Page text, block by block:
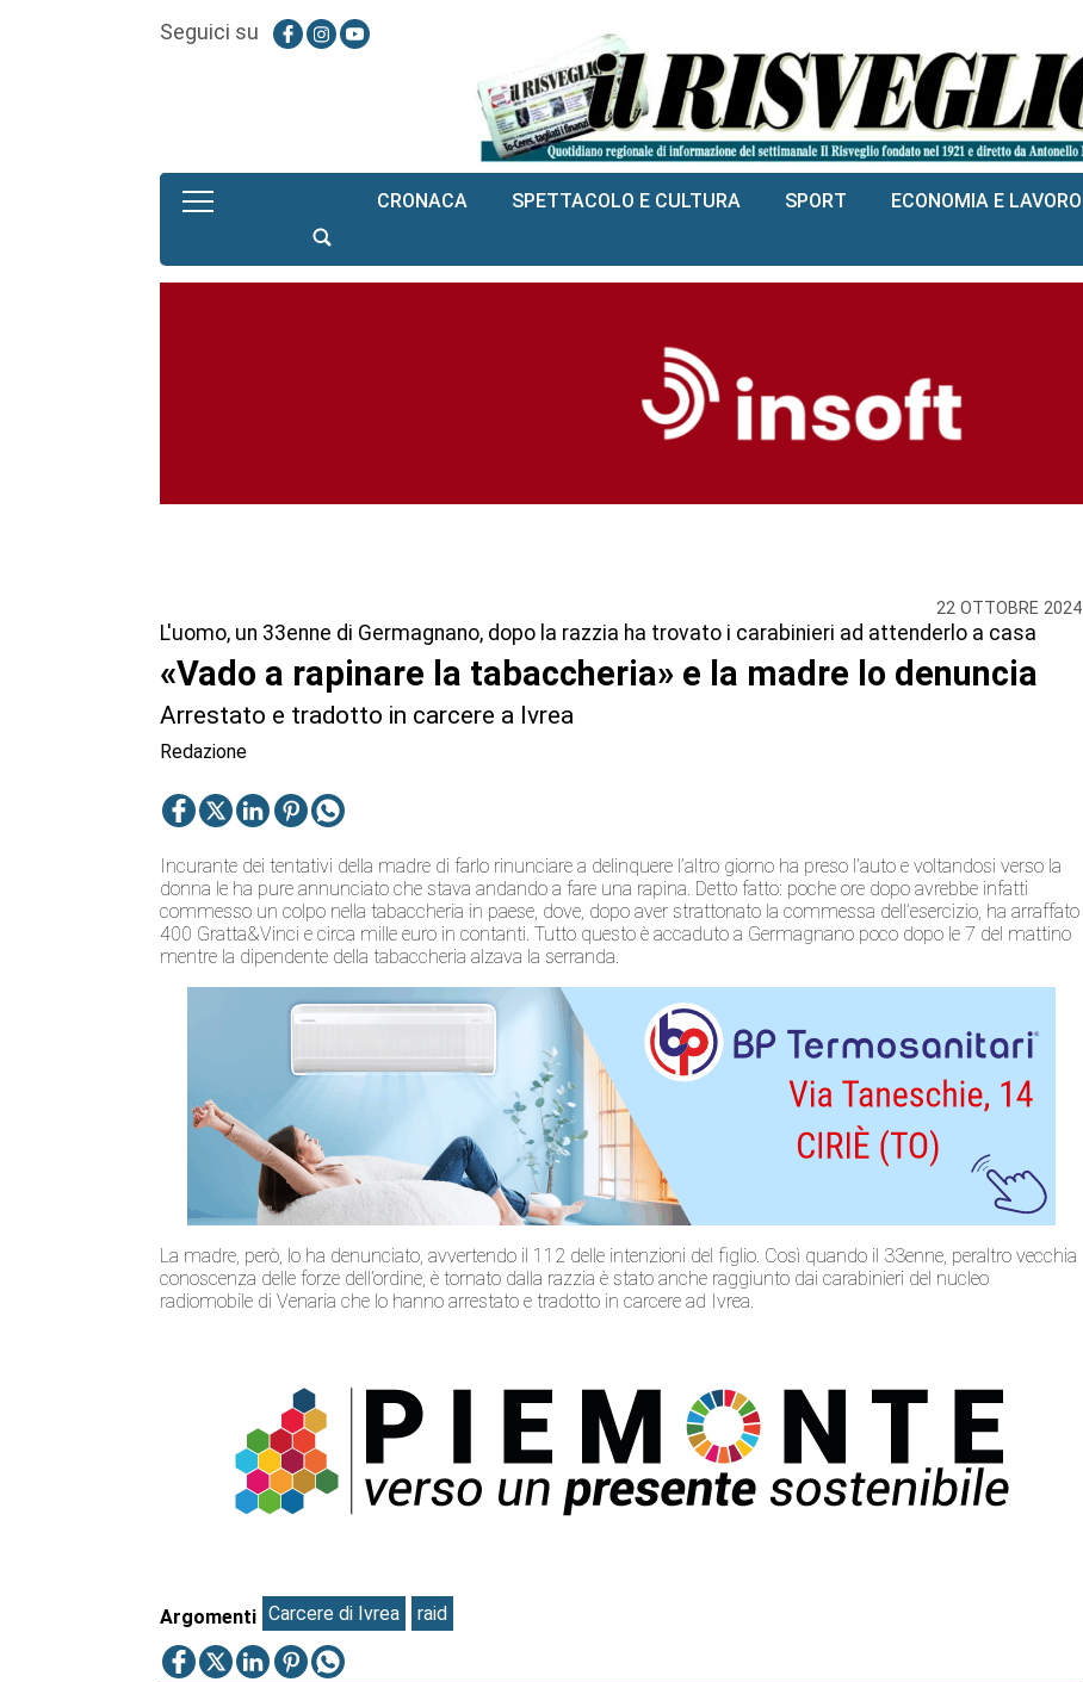
Seguici su
CRONACA SPETTACOLO E CULTURA SPORT ECONOMIA E LAVORO
22 OTTOBRE 2024
L'uomo, un 33enne di Germagnano, dopo la razzia ha trovato i carabinieri ad attenderlo a casa
«Vado a rapinare la tabaccheria» e la madre lo denuncia
Arrestato e tradotto in carcere a Ivrea
Redazione
Incurante dei tentativi della madre di farlo rinunciare a delinquere l’altro giorno ha preso l’auto e voltandosi verso la
donna le ha pure annunciato che stava andando a fare una rapina. Detto fatto: poche ore dopo avrebbe infatti
commesso un colpo nella tabaccheria in paese, dove, dopo aver strattonato la commessa dell’esercizio, ha arraffato
400 Gratta&Vinci e circa mille euro in contanti. Tutto questo è accaduto a Germagnano poco dopo le 7 del mattino
mentre la dipendente della tabaccheria alzava la serranda.
La madre, però, lo ha denunciato, avvertendo il 112 delle intenzioni del figlio. Così quando il 33enne, peraltro vecchia
conoscenza delle forze dell’ordine, è tornato dalla razzia è stato anche raggiunto dai carabinieri del nucleo
radiomobile di Venaria che lo hanno arrestato e tradotto in carcere ad Ivrea.
Argomenti Carcere di Ivrea raid